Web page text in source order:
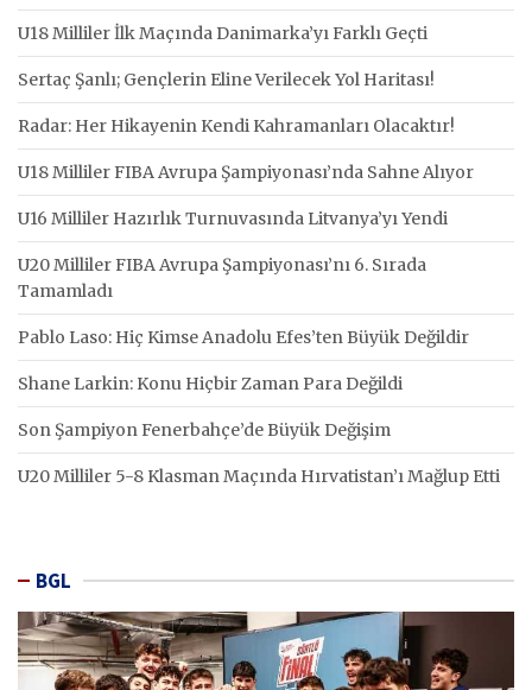
U18 Milliler İlk Maçında Danimarka’yı Farklı Geçti
Sertaç Şanlı; Gençlerin Eline Verilecek Yol Haritası!
Radar: Her Hikayenin Kendi Kahramanları Olacaktır!
U18 Milliler FIBA Avrupa Şampiyonası’nda Sahne Alıyor
U16 Milliler Hazırlık Turnuvasında Litvanya’yı Yendi
U20 Milliler FIBA Avrupa Şampiyonası’nı 6. Sırada
Tamamladı
Pablo Laso: Hiç Kimse Anadolu Efes’ten Büyük Değildir
Shane Larkin: Konu Hiçbir Zaman Para Değildi
Son Şampiyon Fenerbahçe’de Büyük Değişim
U20 Milliler 5-8 Klasman Maçında Hırvatistan’ı Mağlup Etti
BGL